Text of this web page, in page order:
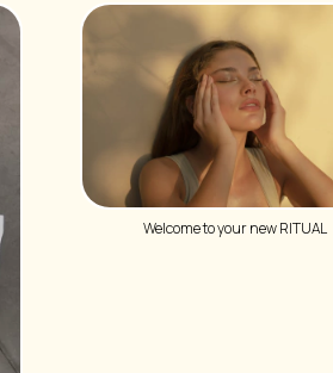
Welcome to your new RITUAL